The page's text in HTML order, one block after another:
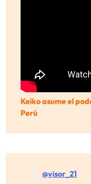
Keiko asume el
Perú
@visor_21